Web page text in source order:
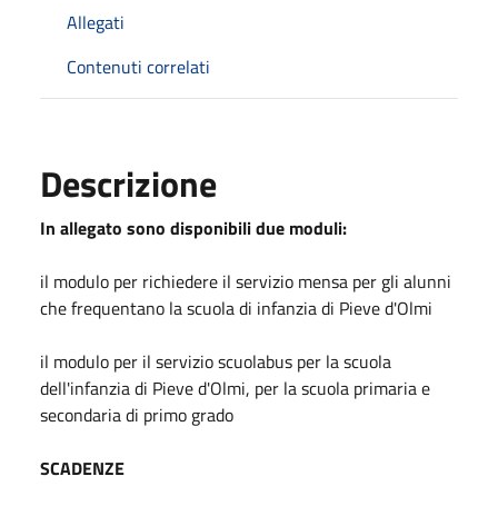
Allegati
Contenuti correlati
Descrizione
In allegato sono disponibili due moduli:
il modulo per richiedere il servizio mensa per gli alunni
che frequentano la scuola di infanzia di Pieve d'Olmi
il modulo per il servizio scuolabus per la scuola
dell'infanzia di Pieve d'Olmi, per la scuola primaria e
secondaria di primo grado
SCADENZE